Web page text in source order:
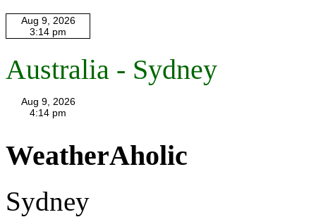
Australia - Sydney
WeatherAholic
Sydney